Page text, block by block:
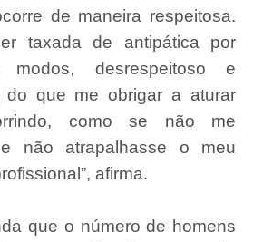
de maneira respeitosa.
taxada de antipática por
modos, desrespeitoso e
do que me obrigar a aturar
como se não me
e não atrapalhasse o meu
afirma.
que o número de homens